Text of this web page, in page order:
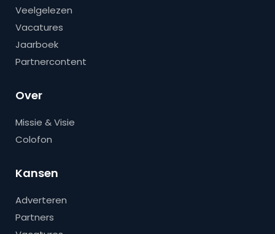
Veelgelezen
Vacatures
Jaarboek
Partnercontent
Over
Missie & Visie
Colofon
Kansen
Adverteren
Partners